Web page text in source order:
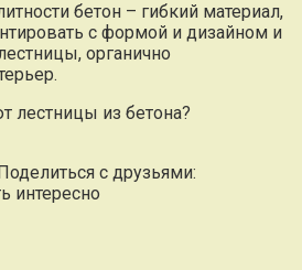
бетон – гибкий материал,
с формой и дизайном и
органично
лестницы из бетона?
с друзьями:
интересно